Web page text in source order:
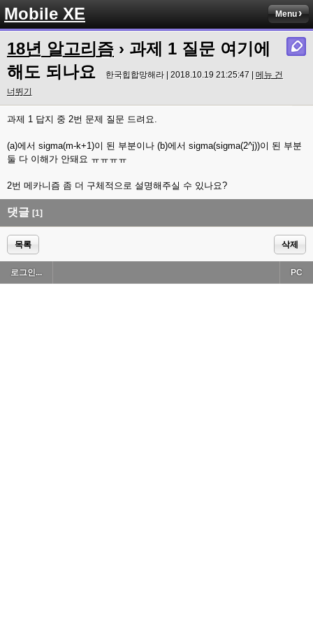
Mobile XE Menu
18년 알고리즘 › 과제 1 질문 여기에
해도 되나요
한국힙합망해라 | 2018.10.19 21:25:47 | 메뉴 건
너뛰기
과제 1 답지 중 2번 문제 질문 드려요.
(a)에서 sigma(m-k+1)이 된 부분이나 (b)에서 sigma(sigma(2^j))이 된 부분
둘 다 이해가 안돼요 ㅠㅠㅠㅠ
2번 메카니즘 좀 더 구체적으로 설명해주실 수 있나요?
댓글 [1]
목록 삭제
로그인... PC